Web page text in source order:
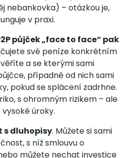
nebankovka) – otázkou je,
v praxi.
půjček „face to face“ pak
své peníze konkrétním
a se kterými sami
případně od nich sami
pokud se splácení zadrhne.
s ohromným rizikem – ale
úroky.
s dluhopisy. Můžete si sami
s níž smlouvu o
můžete nechat investice